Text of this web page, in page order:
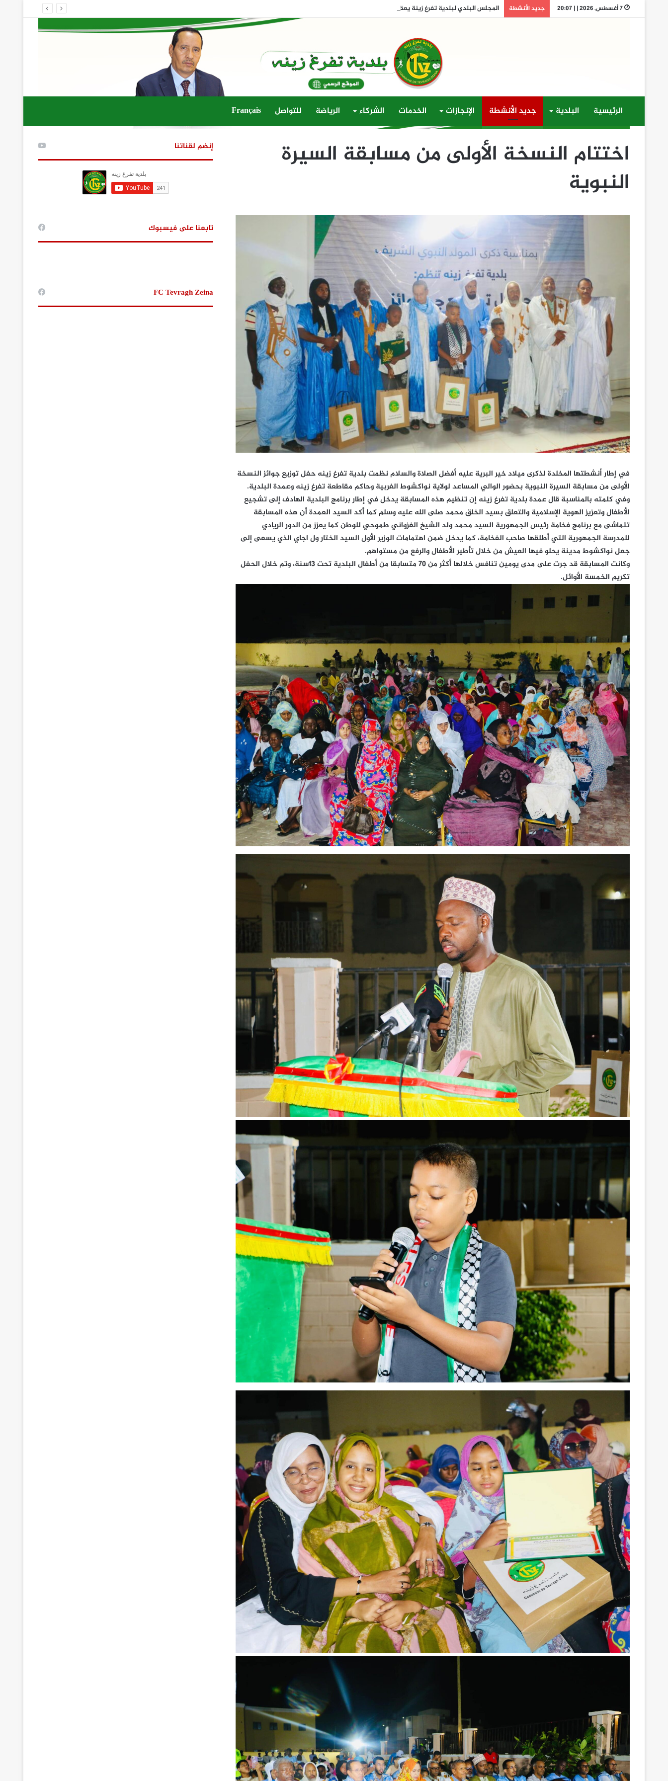
جديد الأنشطة المجلس البلدي لبلدية تفرغ زينة يعقد دورته الثالثة العادية لسنة 2026
الرئيسية البلدية جديد الأنشطة الإنجازات الخدمات الشركاء الرياضة للتواصل Français
اختتام النسخة الأولى من مسابقة السيرة
النبوية
في إطار أنشطتها المخلدة لذكرى ميلاد خير البرية عليه أفضل الصلاة والسلام نظمت بلدية تفرغ زينه حفل توزيع جوائز النسخة
الأولى من مسابقة السيرة النبوية بحضور الوالي المساعد لولاية نواكشوط الغربية وحاكم مقاطعة تفرغ زينه وعمدة البلدية.
وفي كلمته بالمناسبة قال عمدة بلدية تفرغ زينه إن تنظيم هذه المسابقة يدخل في إطار برنامج البلدية الهادف إلى تشجيع
الأطفال وتعزيز الهوية الإسلامية والتعلق بسيد الخلق محمد صلى الله عليه وسلم كما أكد السيد العمدة أن هذه المسابقة
تتماشى مع برنامج فخامة رئيس الجمهورية السيد محمد ولد الشيخ الغزواني طموحي للوطن كما يعزز من الدور الريادي
للمدرسة الجمهورية التي أطلقها صاحب الفخامة، كما يدخل ضمن اهتمامات الوزير الأول السيد الختار ول اجاي الذي يسعى إلى
جعل نواكشوط مدينة يحلو فيها العيش من خلال تأطير الأطفال والرفع من مستواهم.
وكانت المسابقة قد جرت على مدى يومين تنافس خلالها أكثر من 70 متسابقا من أطفال البلدية تحت 13سنة، وتم خلال الحفل
تكريم الخمسة الأوائل.
إنضم لقناتنا
تابعنا على فيسبوك
FC Tevragh Zeina